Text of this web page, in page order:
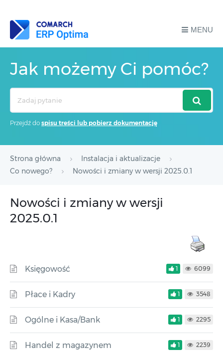
MENU
Jak możemy Ci pomóc?
Przejdź do spisu treści lub pobierz dokumentację
Strona główna
Instalacja i aktualizacje
Co nowego?
Nowości i zmiany w wersji 2025.0.1
Nowości i zmiany w wersji
2025.0.1
Księgowość 1 6099
Płace i Kadry 1 3548
Ogólne i Kasa/Bank 1 2295
Handel z magazynem 1 2239